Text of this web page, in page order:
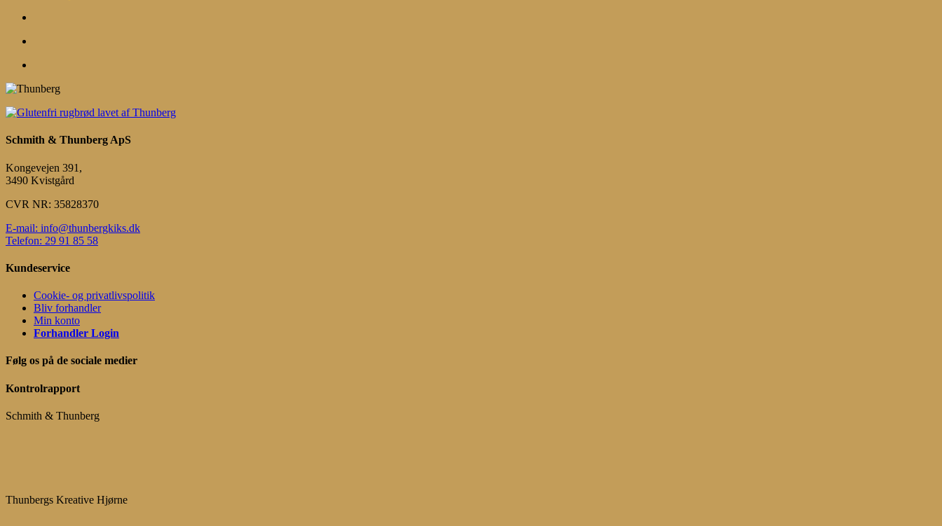
Schmith & Thunberg ApS
Kongevejen 391,
3490 Kvistgård
CVR NR: 35828370
E-mail: info@thunbergkiks.dk
Telefon: 29 91 85 58
Kundeservice
Cookie- og privatlivspolitik
Bliv forhandler
Min konto
Forhandler Login
Følg os på de sociale medier
Kontrolrapport
Schmith & Thunberg
Thunbergs Kreative Hjørne